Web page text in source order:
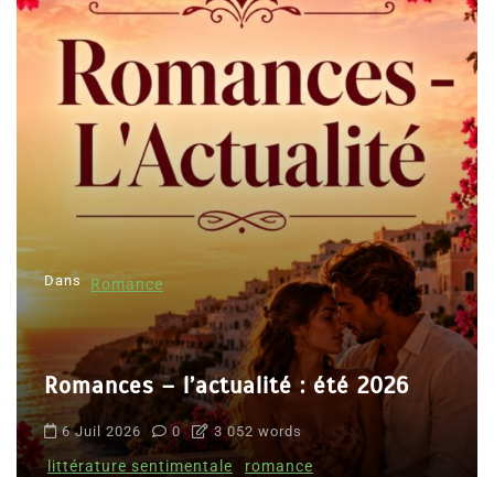
Dans Romance
Romances – l’actualité : été 2026
6 Juil 2026 0 3 052 words
littérature sentimentale romance